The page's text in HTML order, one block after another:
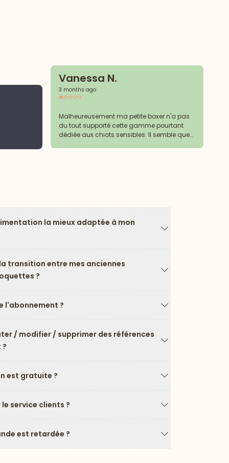
Vanessa N.
3 months ago
Malheureusement ma petite boxer n'a pas
du tout supporté cette gamme pourtant
dédiée aux chiots sensibles. Il semble que
la mieux adaptée à mon
transition entre mes anciennes
?
l'abonnement ?
Flèche vers le
/ modifier / supprimer des références
est gratuite ?
Flèche vers le
service clients ?
Flèche vers le
est retardée ?
Flèche vers le